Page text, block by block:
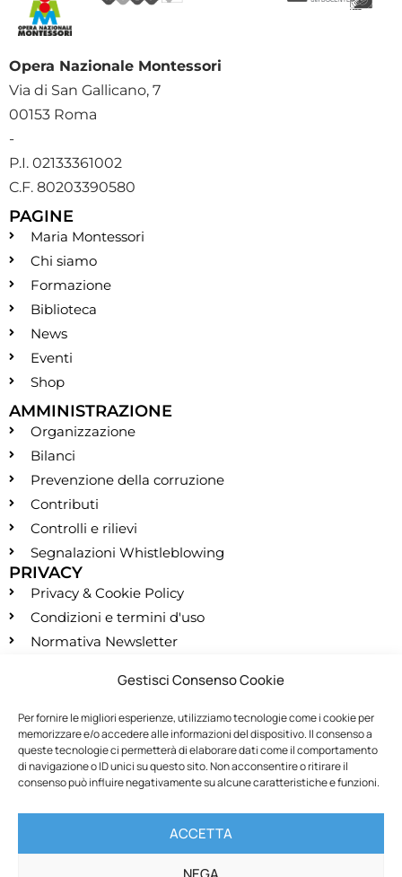
Gestisci Consenso Cookie
Per fornire le migliori esperienze, utilizziamo tecnologie come i cookie per
memorizzare e/o accedere alle informazioni del dispositivo. Il consenso a
queste tecnologie ci permetterà di elaborare dati come il comportamento
di navigazione o ID unici su questo sito. Non acconsentire o ritirare il
consenso può influire negativamente su alcune caratteristiche e funzioni.
ACCETTA
Opera Nazionale Montessori
Via di San Gallicano, 7
00153 Roma
-
P.I. 02133361002
C.F. 80203390580
PAGINE
Maria Montessori
Chi siamo
Formazione
Biblioteca
News
Eventi
Shop
AMMINISTRAZIONE
Organizzazione
Bilanci
Prevenzione della corruzione
Contributi
Controlli e rilievi
Segnalazioni Whistleblowing
PRIVACY
Privacy & Cookie Policy
Condizioni e termini d'uso
Normativa Newsletter
segreteria@montessori.it
(+39) 06.584.865
(+39) 06.587.959
SOCIALS